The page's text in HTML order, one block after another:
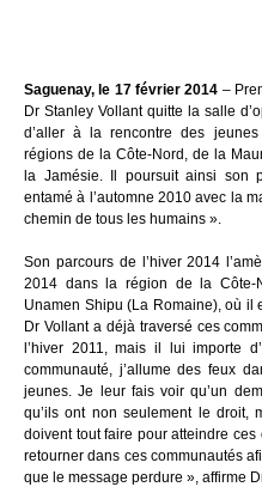
Saguenay, le 17 février 2014 –
Dr Stanley Vollant quitte la salle
d’aller à la rencontre des
régions de la Côte-Nord, de la
la Jamésie. Il poursuit ainsi son
entamé à l’automne 2010 avec la
chemin de tous les humains ».
Son parcours de l’hiver 2014
2014 dans la région de la Côte-
Unamen Shipu (La Romaine), où il
Dr Vollant a déjà traversé ces
l’hiver 2011, mais il lui importe
communauté, j’allume des feux
jeunes. Je leur fais voir qu’un
qu’ils ont non seulement le droit,
doivent tout faire pour atteindre
retourner dans ces communautés
que le message perdure », affirme